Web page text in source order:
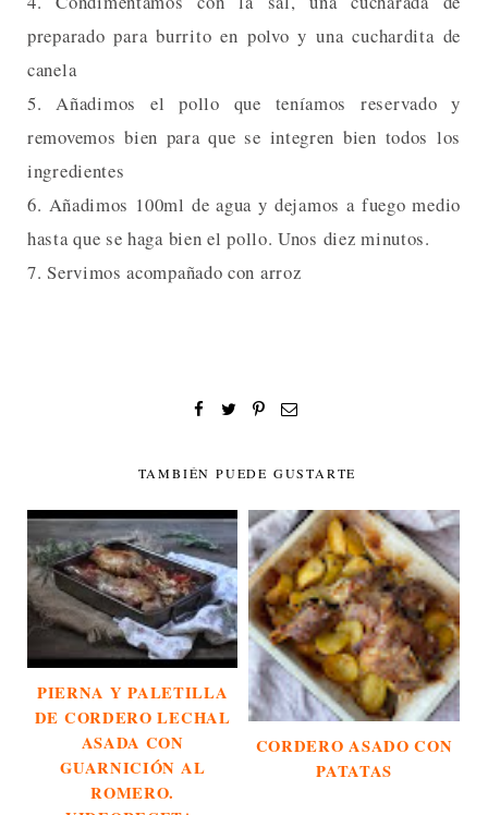
preparado para burrito en polvo y una cuchardita de
canela
5. Añadimos el pollo que teníamos reservado y
removemos bien para que se integren bien todos los
ingredientes
6. Añadimos 100ml de agua y dejamos a fuego medio
hasta que se haga bien el pollo. Unos diez minutos.
7. Servimos acompañado con arroz
TAMBIÉN PUEDE GUSTARTE
PIERNA Y PALETILLA
DE CORDERO LECHAL
ASADA CON
GUARNICIÓN AL
ROMERO.
CORDERO ASADO CON
PATATAS